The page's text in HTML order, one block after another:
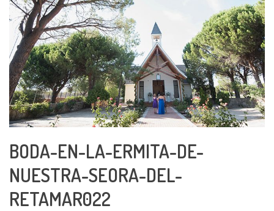
BODA-EN-LA-ERMITA-DE-
NUESTRA-SEORA-DEL-
RETAMAR022